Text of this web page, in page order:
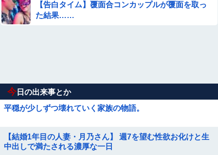
【告白タイム】覆面合コンカップルが覆面を取っ
た結果……
今 日の出来事とか
平穏が少しずつ壊れていく家族の物語。
【結婚1年目の人妻・月乃さん】 週7を望む性欲お化けと生
中出しで満たされる濃厚な一日